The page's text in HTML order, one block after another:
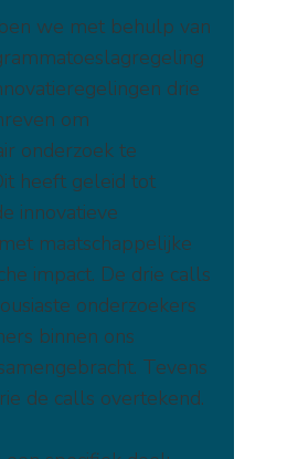
we met behulp van
drie
om
onderzoek te
heeft geleid tot
innovatieve
maatschappelijke
impact. De drie calls
onderzoekers
binnen ons
Tevens
de calls overtekend.